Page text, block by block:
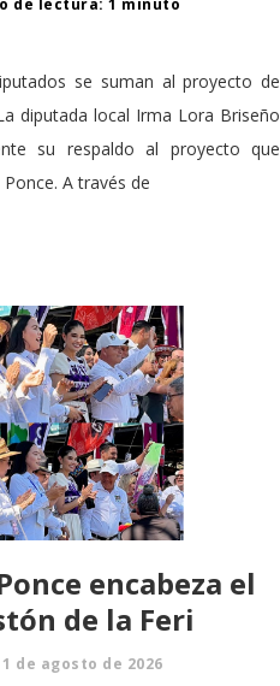
de lectura: 1 minuto
se suman al proyecto de
diputada local Irma Lora Briseño
su respaldo al proyecto que
A través de
encabeza el
de la Feri
1 de agosto de 2026